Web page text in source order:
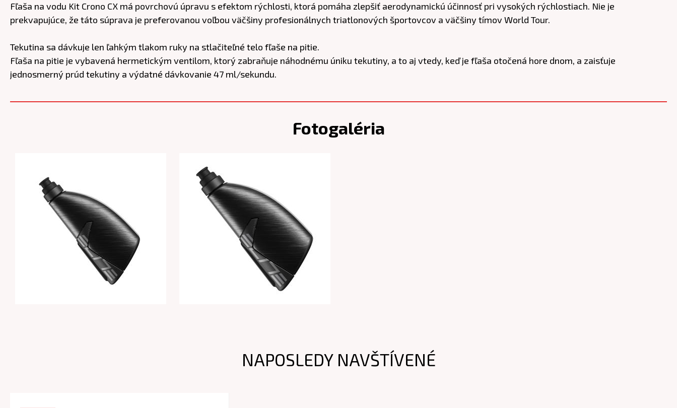
Fľaša na vodu Kit Crono CX má povrchovú úpravu s efektom rýchlosti, ktorá pomáha zlepšiť aerodynamickú účinnosť pri vysokých rýchlostiach. Nie je
prekvapujúce, že táto súprava je preferovanou voľbou väčšiny profesionálnych triatlonových športovcov a väčšiny tímov World Tour.
Tekutina sa dávkuje len ľahkým tlakom ruky na stlačiteľné telo fľaše na pitie.
Fľaša na pitie je vybavená hermetickým ventilom, ktorý zabraňuje náhodnému úniku tekutiny, a to aj vtedy, keď je fľaša otočená hore dnom, a zaisťuje
jednosmerný prúd tekutiny a výdatné dávkovanie 47 ml/sekundu.
Fotogaléria
NAPOSLEDY NAVŠTÍVENÉ